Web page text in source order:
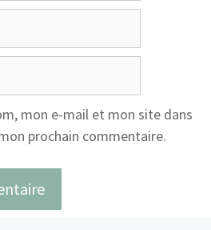
mon e-mail et mon site dans
prochain commentaire.